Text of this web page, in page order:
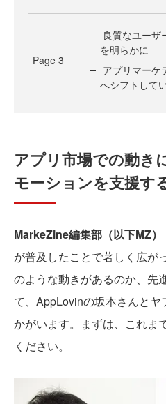
Page 3
良質なユーザ
を明らかに
アプリマーケ
へシフトして
アプリ市場での動き
モーションを支援す
MarkeZine編集部（以下MZ）
が普及したことで著しく広が
のような動きがあるのか、先
て、AppLovinの坂本さんとヤ
かがいます。まずは、これま
ください。